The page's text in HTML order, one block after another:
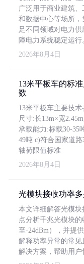
广泛用于商业建筑
和数据中心等场所
足不同领域对电力
障电力系统稳定运行
2026年8月4日
13米平板车的标
数
13米平板车主要技
尺寸:长13m×宽
承载能力:标载30-35
49吨 c)符合国家道
轴荷限值标准
2026年8月4日
光模块接收功率
本文详细解答光模
点分析千兆光模块
至-24dBm），并提
解释功率异常的常
解决方案，帮助用户